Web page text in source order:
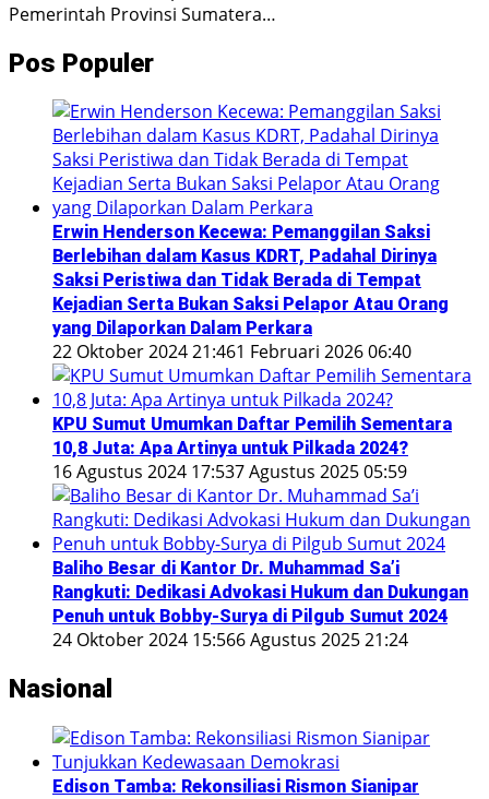
Pemerintah Provinsi Sumatera…
Pos Populer
Erwin Henderson Kecewa: Pemanggilan Saksi
Berlebihan dalam Kasus KDRT, Padahal Dirinya
Saksi Peristiwa dan Tidak Berada di Tempat
Kejadian Serta Bukan Saksi Pelapor Atau Orang
yang Dilaporkan Dalam Perkara
22 Oktober 2024 21:461 Februari 2026 06:40
KPU Sumut Umumkan Daftar Pemilih Sementara
10,8 Juta: Apa Artinya untuk Pilkada 2024?
16 Agustus 2024 17:537 Agustus 2025 05:59
Baliho Besar di Kantor Dr. Muhammad Sa’i
Rangkuti: Dedikasi Advokasi Hukum dan Dukungan
Penuh untuk Bobby-Surya di Pilgub Sumut 2024
24 Oktober 2024 15:566 Agustus 2025 21:24
Nasional
Edison Tamba: Rekonsiliasi Rismon Sianipar